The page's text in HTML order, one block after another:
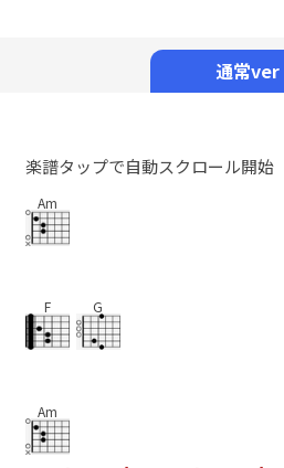
通常ver
楽譜タップで自動スクロール開始
Am
F G
Am